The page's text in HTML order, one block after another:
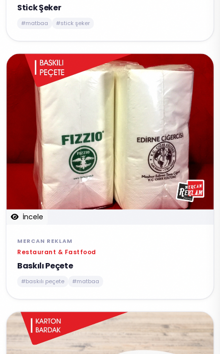
Stick Şeker
#matbaa #stick şeker
İncele
MERCAN REKLAM
Restaurant & Fastfood
Baskılı Peçete
#baskılı peçete #matbaa